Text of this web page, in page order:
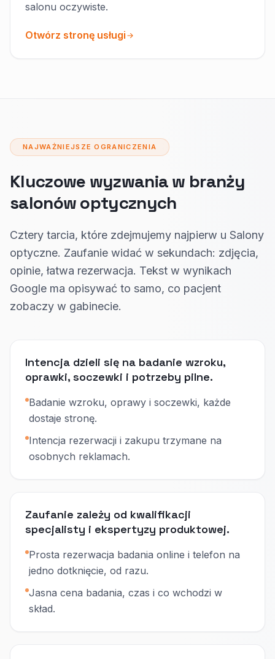
salonu oczywiste.
Otwórz stronę usługi
NAJWAŻNIEJSZE OGRANICZENIA
Kluczowe wyzwania w branży
salonów optycznych
Cztery tarcia, które zdejmujemy najpierw u Salony
optyczne. Zaufanie widać w sekundach: zdjęcia,
opinie, łatwa rezerwacja. Tekst w wynikach
Google ma opisywać to samo, co pacjent
zobaczy w gabinecie.
Intencja dzieli się na badanie wzroku,
oprawki, soczewki i potrzeby pilne.
Badanie wzroku, oprawy i soczewki, każde
dostaje stronę.
Intencja rezerwacji i zakupu trzymane na
osobnych reklamach.
Zaufanie zależy od kwalifikacji
specjalisty i ekspertyzy produktowej.
Prosta rezerwacja badania online i telefon na
jedno dotknięcie, od razu.
Jasna cena badania, czas i co wchodzi w
skład.